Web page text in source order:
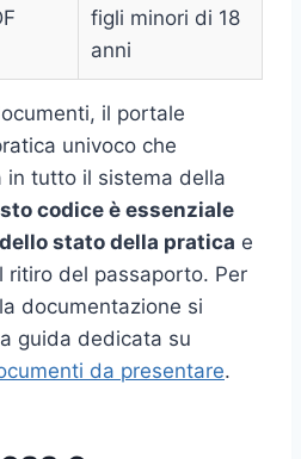
figli minori di 18
anni
il portale
univoco che
in tutto il sistema della
codice è essenziale
stato della pratica e
ritiro del passaporto. Per
documentazione si
guida dedicata su
da presentare.